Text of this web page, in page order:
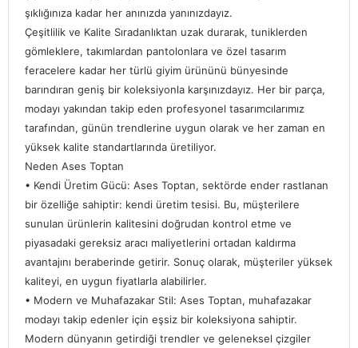
şıklığınıza kadar her anınızda yanınızdayız.
Çeşitlilik ve Kalite Sıradanlıktan uzak durarak, tuniklerden
gömleklere, takımlardan pantolonlara ve özel tasarım
feracelere kadar her türlü giyim ürününü bünyesinde
barındıran geniş bir koleksiyonla karşınızdayız. Her bir parça,
modayı yakından takip eden profesyonel tasarımcılarımız
tarafından, günün trendlerine uygun olarak ve her zaman en
yüksek kalite standartlarında üretiliyor.
Neden Ases Toptan
• Kendi Üretim Gücü: Ases Toptan, sektörde ender rastlanan
bir özelliğe sahiptir: kendi üretim tesisi. Bu, müşterilere
sunulan ürünlerin kalitesini doğrudan kontrol etme ve
piyasadaki gereksiz aracı maliyetlerini ortadan kaldırma
avantajını beraberinde getirir. Sonuç olarak, müşteriler yüksek
kaliteyi, en uygun fiyatlarla alabilirler.
• Modern ve Muhafazakar Stil: Ases Toptan, muhafazakar
modayı takip edenler için eşsiz bir koleksiyona sahiptir.
Modern dünyanın getirdiği trendler ve geleneksel çizgiler